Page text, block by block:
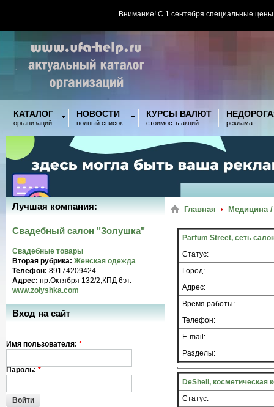
Внимание! С 1 сентября специальные
КАТАЛОГ
организаций
НОВОСТИ
полный список
КУРСЫ ВАЛЮТ
стоимость акций реклама
Главная Медицина
Parfum Street, сеть
Статус:
Город:
Адрес:
Время работы:
Телефон:
E-mail:
Разделы:
DeSheli,
Статус:
Лучшая компания:
Свадебный салон "Золушка"
Свадебные товары
Вторая рубрика: Женская одежда
Телефон: 89174209424
Адрес: пр.Октября 132/2,КПД 6эт.
www.zolyshka.com
Вход на сайт
Имя пользователя: *
Пароль: *
Войти